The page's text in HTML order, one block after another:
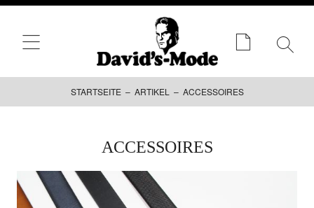
springen
STARTSEITE – ARTIKEL – ACCESSOIRES
ACCESSOIRES